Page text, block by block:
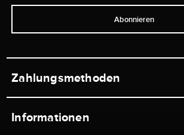
Abonnieren
Zahlungsmethoden
Informationen